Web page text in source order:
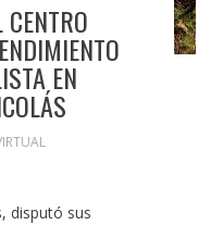
EN
disputó sus